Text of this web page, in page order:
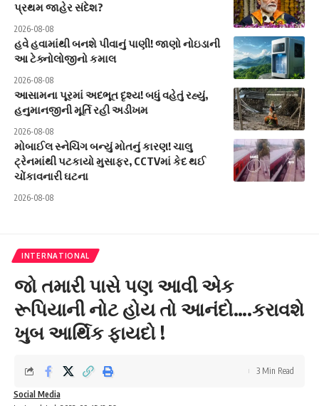
પ્રથમ જાહેર સંદેશ?
2026-08-08
હવે હવામાંથી બનશે પીવાનું પાણી! જાણો નોઇડાની
આ ટેક્નોલોજીનો કમાલ
2026-08-08
આસામના પૂરમાં અદભૂત દૃશ્ય! બધું વહેતું રહ્યું,
હનુમાનજીની મૂર્તિ રહી અડીખમ
2026-08-08
મોબાઈલ સ્નેચિંગ બન્યું મોતનું કારણ! ચાલુ
ટ્રેનમાંથી પટકાયો મુસાફર, CCTVમાં કેદ થઈ
ચોંકાવનારી ઘટના
2026-08-08
INTERNATIONAL
જો તમારી પાસે પણ આવી એક
રૂપિયાની નોટ હોય તો આનંદો….કરાવશે
ખુબ આર્થિક ફાયદો !
Social Media
3 Min Read